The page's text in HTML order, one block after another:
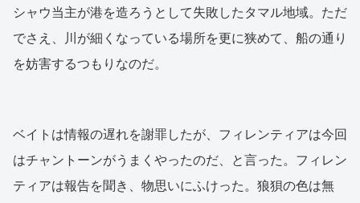
シャウ当主が港を造ろうとして失敗したタマル地域。ただ
でさえ、川が細くなっている場所を更に狭めて、船の通り
を妨害するつもりなのだ。
ベイトは情報の遅れを謝罪したが、フィレンティアは今回
はチャントーンがうまくやったのだ、と言った。フィレン
ティアは報告を聞き、物思いにふけった。狼狽の色は無